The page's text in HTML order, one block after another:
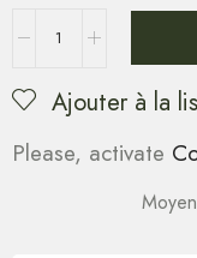
Ajouter à la
Please, activate